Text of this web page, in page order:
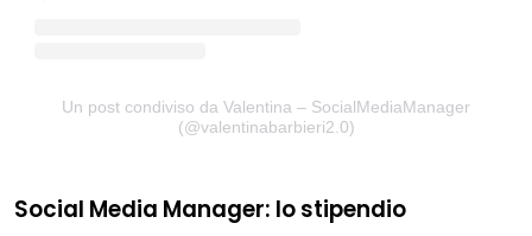
Un post condiviso da Valentina – SocialMediaManager
(@valentinabarbieri2.0)
Social Media Manager: lo stipendio